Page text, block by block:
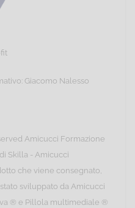
Giacomo Nalesso
Amicucci Formazione
Skilla - Amicucci
che viene consegnato,
sviluppato da Amicucci
® e Pillola multimediale ®